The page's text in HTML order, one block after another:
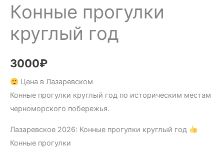
Конные прогулки
круглый год
3000₽
Цена в Лазаревском
Конные прогулки круглый год по историческим местам
черноморского побережья.
Лазаревское 2026: Конные прогулки круглый год
Конные прогулки